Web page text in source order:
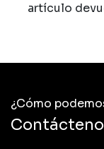
artículo
¿Cómo